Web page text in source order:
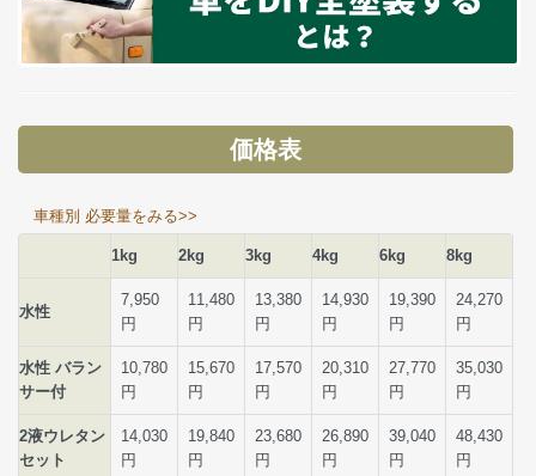
価格表
車種別 必要量をみる>>